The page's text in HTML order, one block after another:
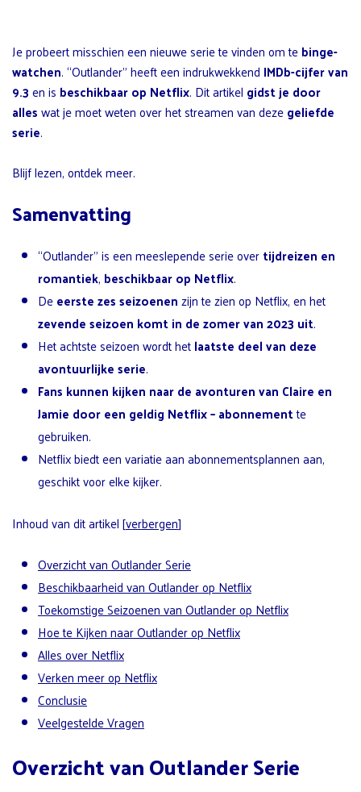
Je probeert misschien een nieuwe serie te vinden om tebinge-
watchen. “Outlander” heeft een indrukwekkend IMDb-cijfer van
9.3en is beschikbaar op Netflix. Dit artikel gidst je door
alleswat je moet weten over het streamen van dezegeliefde
serie.
Blijf lezen, ontdek meer.
Samenvatting
“Outlander” is een meeslepende serie overtijdreizen en
romantiek, beschikbaar op Netflix.
Deeerste zes seizoenenzijn te zien op Netflix, en het
zevende seizoen komt in de zomer van 2023 uit.
Het achtste seizoen wordt hetlaatste deel van deze
avontuurlijke serie.
Fans kunnen kijken naar de avonturen van Claire en
Jamie door een geldig Netflix– abonnementte
gebruiken.
Netflix biedt een variatie aan abonnementsplannen aan,
geschikt voor elke kijker.
Inhoud van dit artikel[verbergen]
Overzicht van Outlander Serie
Beschikbaarheid van Outlander op Netflix
Toekomstige Seizoenen van Outlander op Netflix
Hoe te Kijken naar Outlander op Netflix
Alles over Netflix
Verken meer op Netflix
Conclusie
Veelgestelde Vragen
Overzicht van Outlander Serie